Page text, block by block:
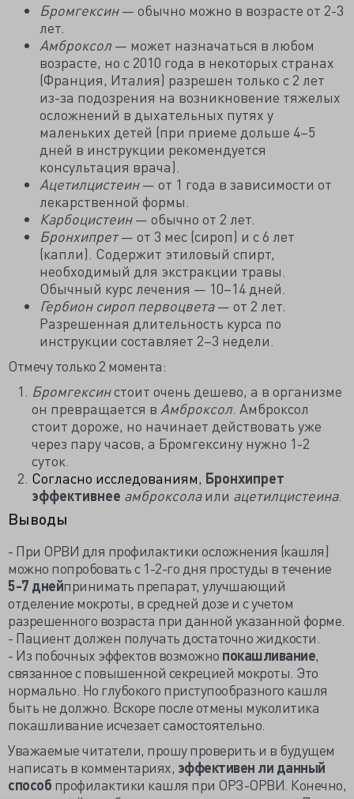
Бромгексин— обычно можно в возрасте от 2-3
лет.
Амброксол— может назначаться в любом
возрасте, но с 2010 года в некоторых странах
(Франция, Италия) разрешен только с 2 лет
из-за подозрения на возникновение тяжелых
осложнений в дыхательных путях у
маленьких детей (при приеме дольше 4–5
дней в инструкции рекомендуется
консультация врача).
Ацетилцистеин— от 1 года в зависимости от
лекарственной формы.
Карбоцистеин— обычно от 2 лет.
Бронхипрет— от 3 мес (сироп) и с 6 лет
(капли). Содержит этиловый спирт,
необходимый для экстракции травы.
Обычный курс лечения — 10–14 дней.
Гербион сироп первоцвета— от 2 лет.
Разрешенная длительность курса по
инструкции составляет 2–3 недели.
Отмечу только 2 момента:
Бромгексинстоит очень дешево, а в организме
он превращается в Амброксол. Амброксол
стоит дороже, но начинает действовать уже
через пару часов, а Бромгексину нужно 1-2
суток.
Согласно исследованиям, Бронхипрет
эффективнее амброксолаили ацетилцистеина.
Выводы
- При ОРВИ для профилактики осложнения (кашля)
можно попробовать с 1-2-го дня простуды в течение
5-7 днейпринимать препарат, улучшающий
отделение мокроты, в средней дозе и с учетом
разрешенного возраста при данной указанной форме.
- Пациент должен получать достаточно жидкости.
- Из побочных эффектов возможно покашливание,
связанное с повышенной секрецией мокроты. Это
нормально. Но глубокого приступообразного кашля
быть не должно. Вскоре после отмены муколитика
покашливание исчезает самостоятельно.
Уважаемые читатели, прошу проверить и в будущем
написать в комментариях, эффективен ли данный
способ профилактики кашля при ОРЗ-ОРВИ. Конечно,